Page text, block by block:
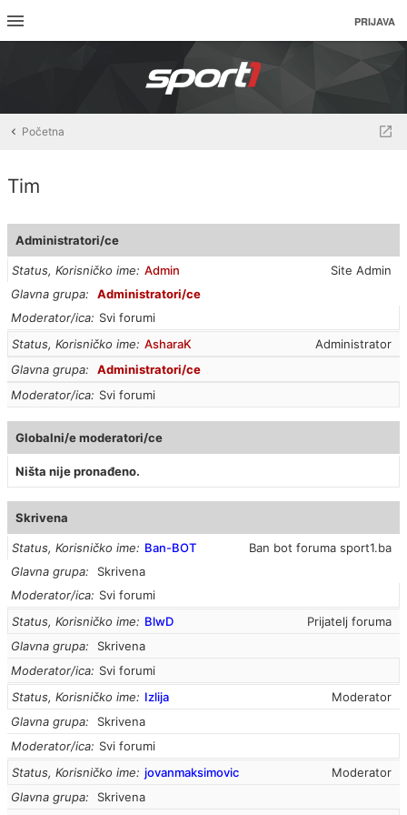
PRIJAVA
Početna
Tim
Administratori/ce
Status, Korisničko ime Site Admin
Admin
Glavna grupa
Administratori/ce
Moderator/ica
Svi forumi
Status, Korisničko ime
Administrator
AsharaK
Glavna grupa
Administratori/ce
Moderator/ica
Svi forumi
Globalni/e moderatori/ce
Ništa nije pronađeno.
Skrivena
Status, Korisničko ime Ban bot foruma sport1.ba
Ban-BOT
Glavna grupa
Skrivena
Moderator/ica
Svi forumi
Status, Korisničko ime
Prijatelj foruma
BlwD
Glavna grupa
Skrivena
Moderator/ica
Svi forumi
Status, Korisničko ime
Moderator
Izlija
Glavna grupa
Skrivena
Moderator/ica
Svi forumi
Status, Korisničko ime
Moderator
jovanmaksimovic
Glavna grupa
Skrivena